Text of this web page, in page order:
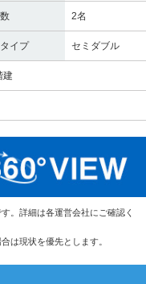
2名
イプ セミダブル
建
。詳細は各運営会社にご確認く
は現状を優先とします。